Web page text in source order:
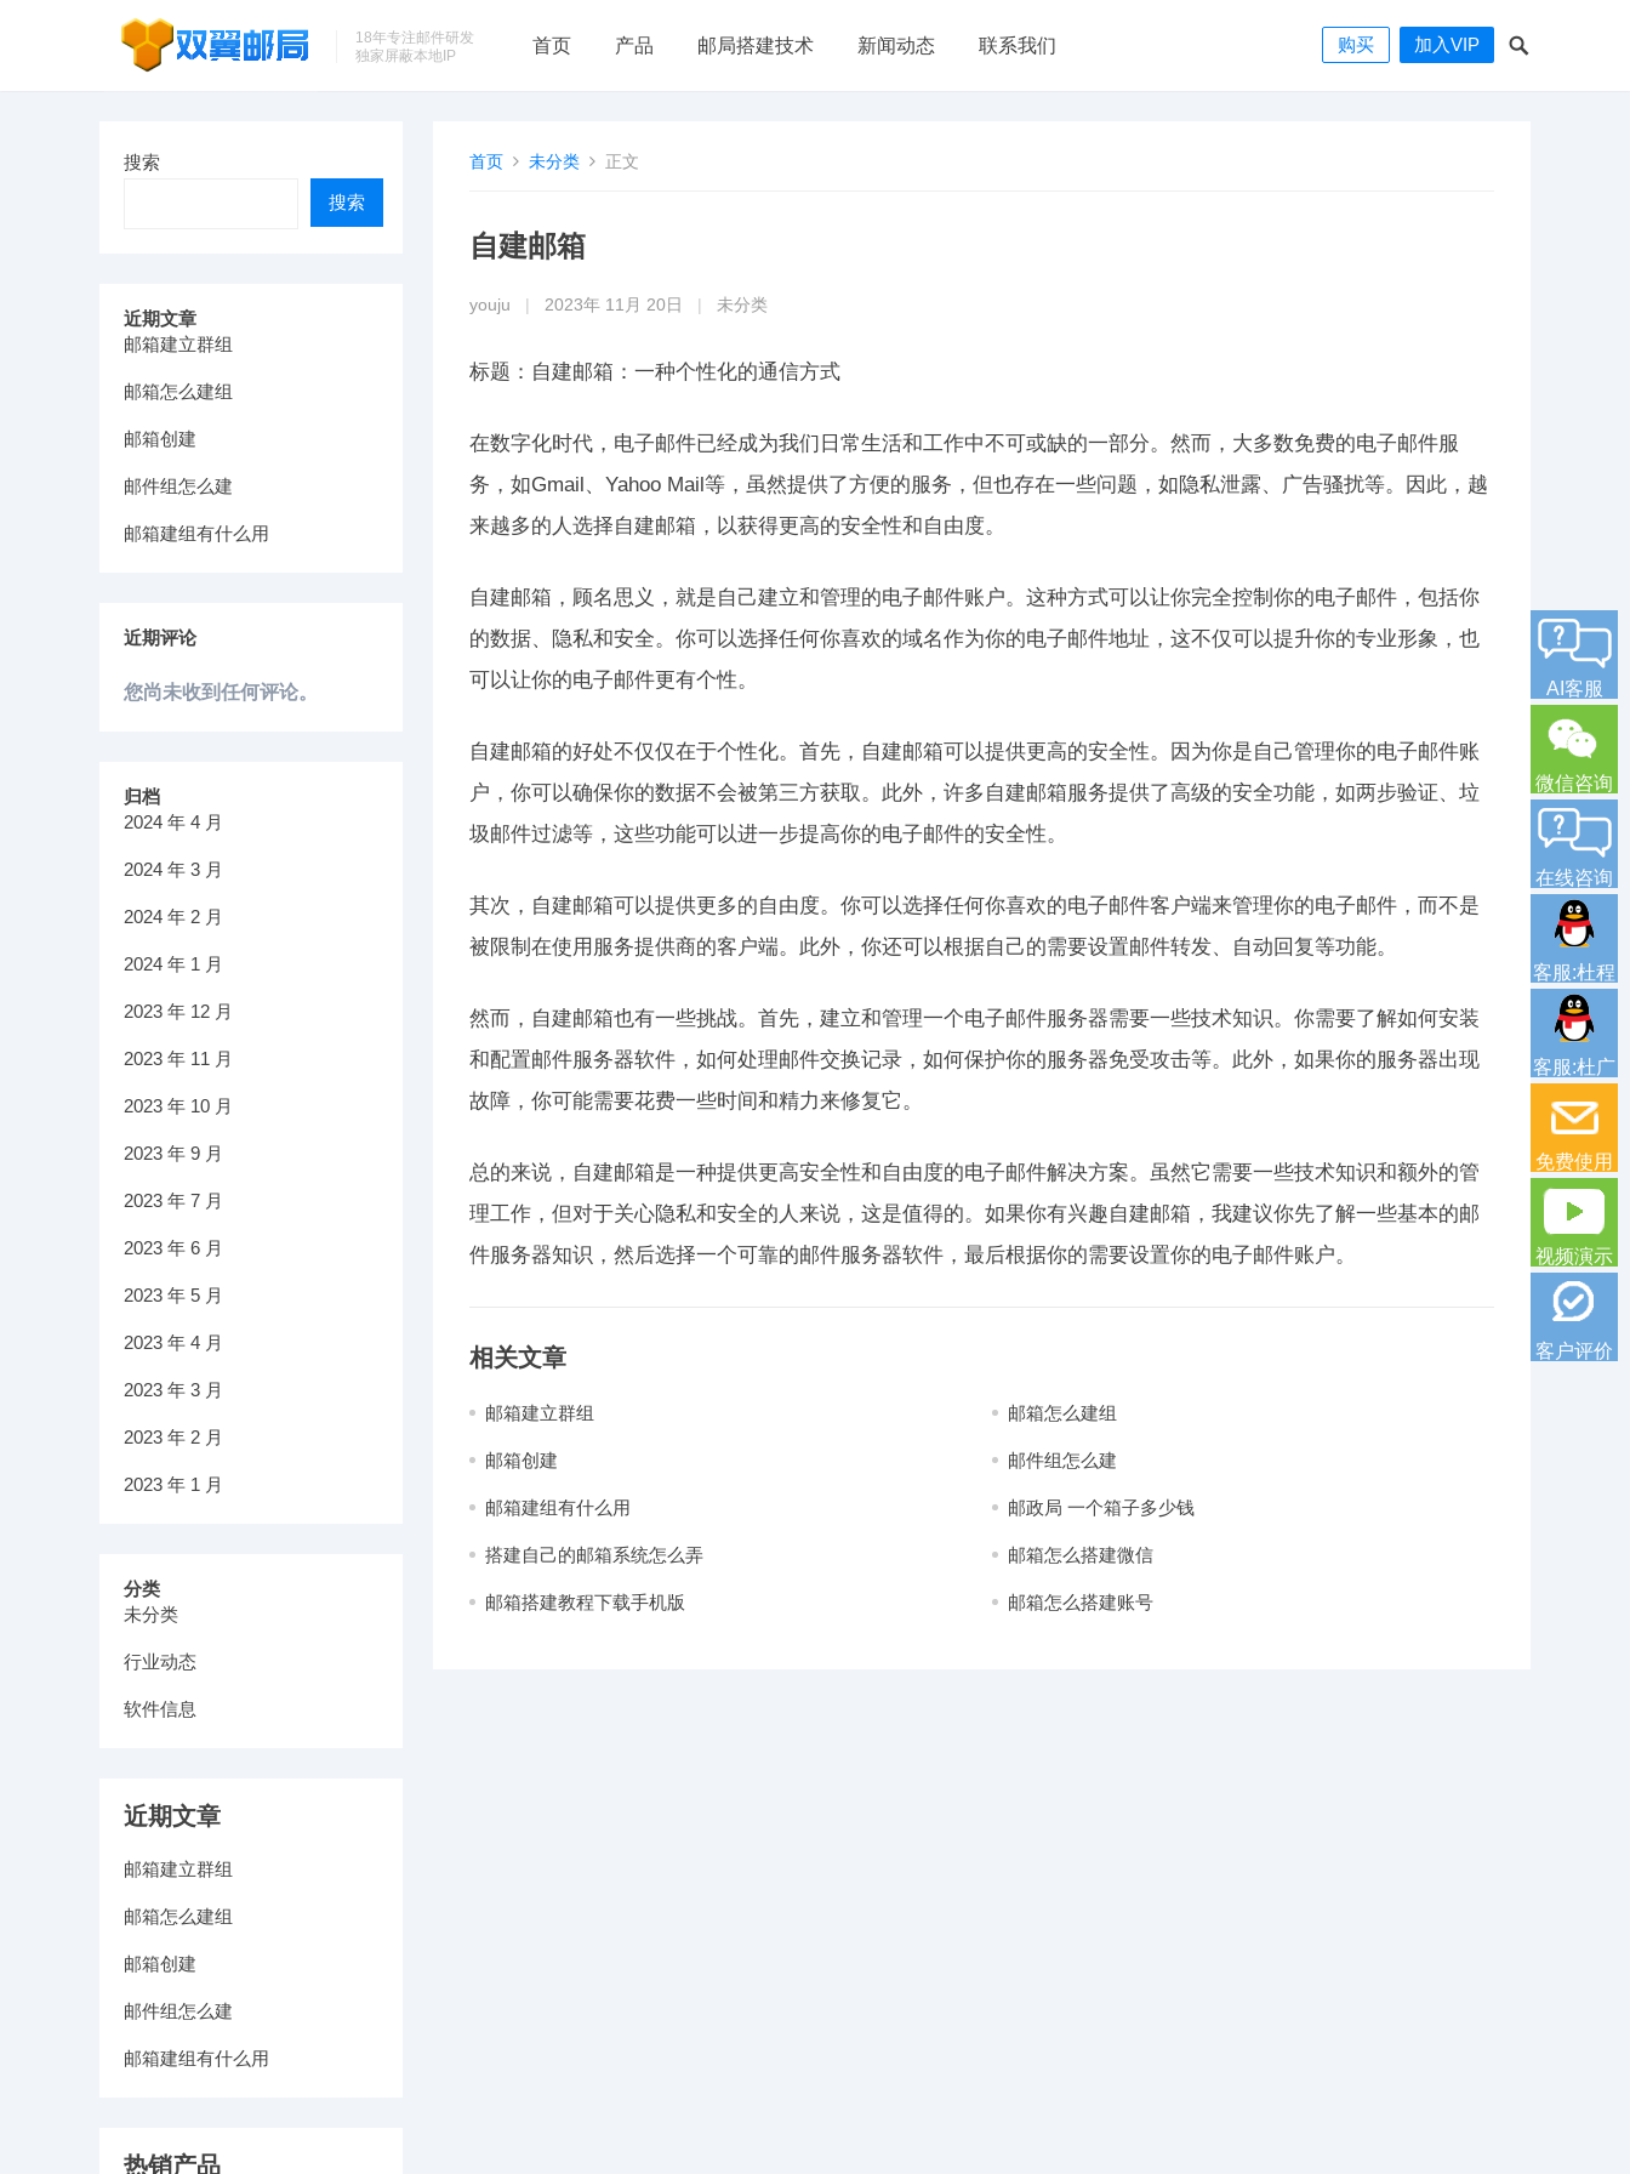
18年专注邮件研发
独家屏蔽本地IP
首页 产品 邮局搭建技术 新闻动态 联系我们 购买 加入VIP
首页 未分类 正文
自建邮箱
youju 2023年 11月 20日 未分类
标题：自建邮箱：一种个性化的通信方式
在数字化时代，电子邮件已经成为我们日常生活和工作中不可或缺的一部分。然而，大多数免费的电子邮件服
务，如Gmail、Yahoo Mail等，虽然提供了方便的服务，但也存在一些问题，如隐私泄露、广告骚扰等。因此，越
来越多的人选择自建邮箱，以获得更高的安全性和自由度。
自建邮箱，顾名思义，就是自己建立和管理的电子邮件账户。这种方式可以让你完全控制你的电子邮件，包括你
的数据、隐私和安全。你可以选择任何你喜欢的域名作为你的电子邮件地址，这不仅可以提升你的专业形象，也
可以让你的电子邮件更有个性。
自建邮箱的好处不仅仅在于个性化。首先，自建邮箱可以提供更高的安全性。因为你是自己管理你的电子邮件账
户，你可以确保你的数据不会被第三方获取。此外，许多自建邮箱服务提供了高级的安全功能，如两步验证、垃
圾邮件过滤等，这些功能可以进一步提高你的电子邮件的安全性。
其次，自建邮箱可以提供更多的自由度。你可以选择任何你喜欢的电子邮件客户端来管理你的电子邮件，而不是
被限制在使用服务提供商的客户端。此外，你还可以根据自己的需要设置邮件转发、自动回复等功能。
然而，自建邮箱也有一些挑战。首先，建立和管理一个电子邮件服务器需要一些技术知识。你需要了解如何安装
和配置邮件服务器软件，如何处理邮件交换记录，如何保护你的服务器免受攻击等。此外，如果你的服务器出现
故障，你可能需要花费一些时间和精力来修复它。
总的来说，自建邮箱是一种提供更高安全性和自由度的电子邮件解决方案。虽然它需要一些技术知识和额外的管
理工作，但对于关心隐私和安全的人来说，这是值得的。如果你有兴趣自建邮箱，我建议你先了解一些基本的邮
件服务器知识，然后选择一个可靠的邮件服务器软件，最后根据你的需要设置你的电子邮件账户。
相关文章
邮箱建立群组 邮箱怎么建组
邮箱创建 邮件组怎么建
邮箱建组有什么用 邮政局 一个箱子多少钱
搭建自己的邮箱系统怎么弄 邮箱怎么搭建微信
邮箱搭建教程下载手机版 邮箱怎么搭建账号
搜索
搜索
近期文章
邮箱建立群组
邮箱怎么建组
邮箱创建
邮件组怎么建
邮箱建组有什么用
近期评论
您尚未收到任何评论。
归档
2024 年 4 月
2024 年 3 月
2024 年 2 月
2024 年 1 月
2023 年 12 月
2023 年 11 月
2023 年 10 月
2023 年 9 月
2023 年 7 月
2023 年 6 月
2023 年 5 月
2023 年 4 月
2023 年 3 月
2023 年 2 月
2023 年 1 月
分类
未分类
行业动态
软件信息
近期文章
邮箱建立群组
邮箱怎么建组
邮箱创建
邮件组怎么建
邮箱建组有什么用
热销产品
AI客服
微信咨询
在线咨询
客服:杜程
客服:杜广
免费使用
视频演示
客户评价